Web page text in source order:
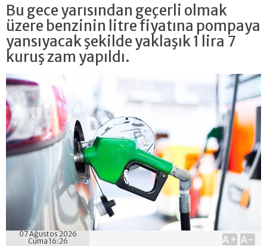
Bu gece yarısından geçerli olmak
üzere benzinin litre fiyatına pompaya
yansıyacak şekilde yaklaşık 1 lira 7
kuruş zam yapıldı.
07 Ağustos 2026
Cuma 16:26
A+ A-